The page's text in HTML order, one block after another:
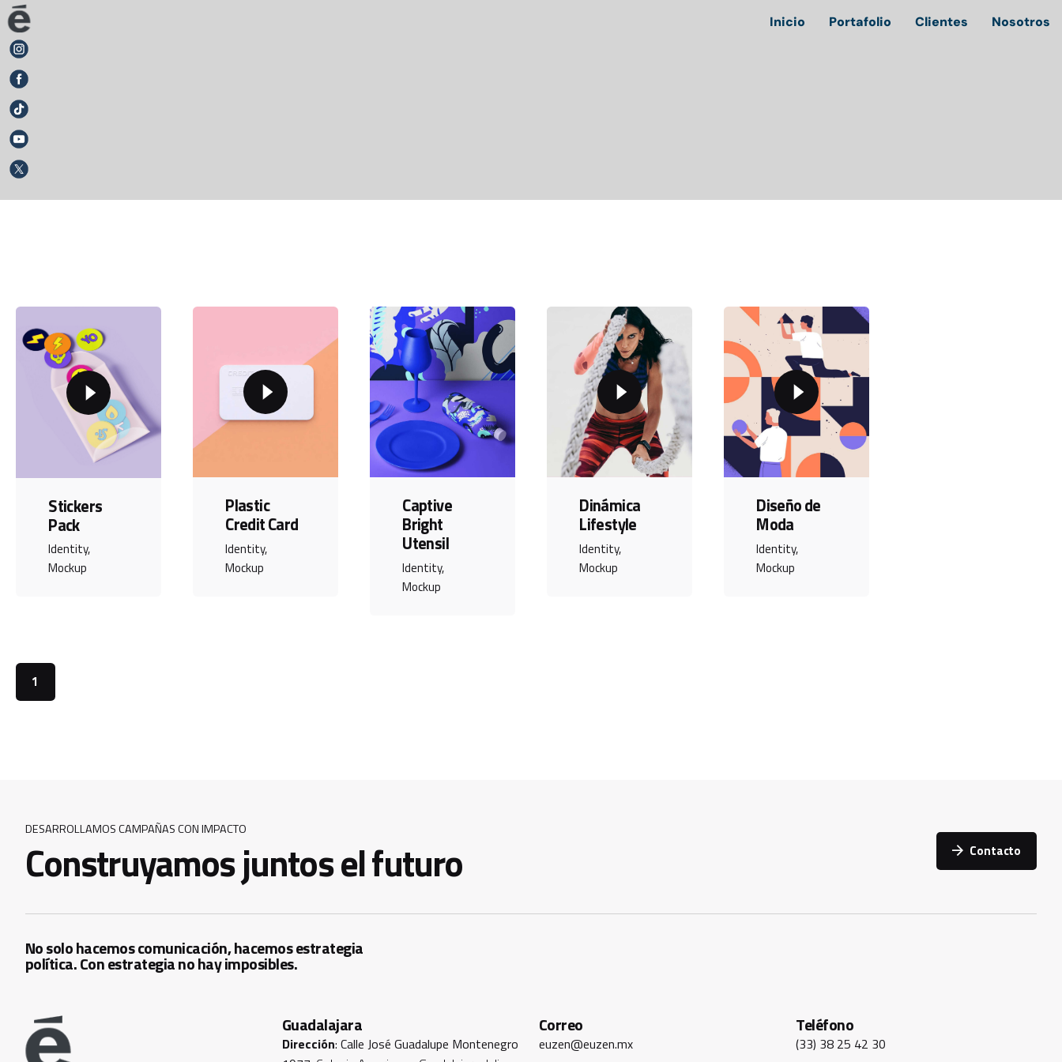
Inicio Portafolio Clientes Nosotros
Stickers
Pack
Identity
Mockup
Plastic
Credit Card
Identity
Mockup
Captive
Bright
Utensil
Identity
Mockup
Dinámica
Lifestyle
Identity
Mockup
Diseño de
Moda
Identity
Mockup
1
DESARROLLAMOS CAMPAÑAS CON IMPACTO
Construyamos juntos el futuro Contacto
No solo hacemos comunicación, hacemos estrategia
política. Con estrategia no hay imposibles.
Guadalajara
Dirección: Calle José Guadalupe Montenegro
Correo
euzen@euzen.mx
Teléfono
(33) 38 25 42 30